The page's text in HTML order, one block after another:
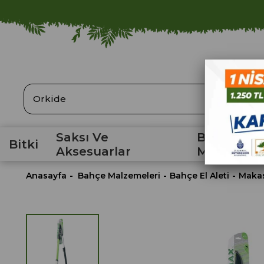
ARA
Bitki
Saksı Ve
Aksesuarlar
Bahçe
Anasayfa Bahçe Malzemeleri Bahçe El Aleti